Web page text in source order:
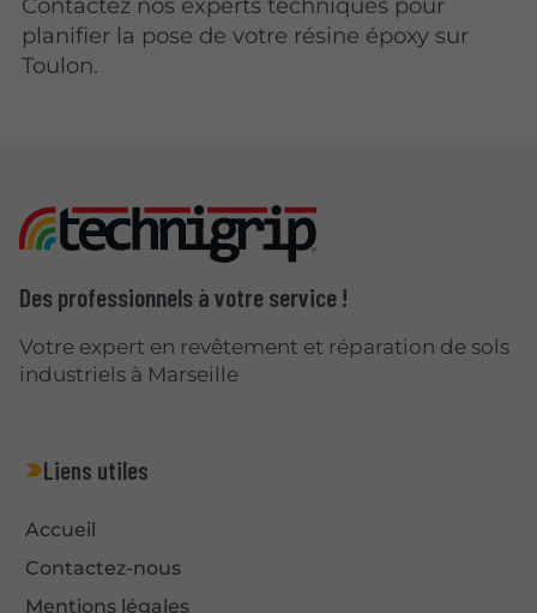
Contactez nos experts techniques pour
planifier la pose de votre résine époxy sur
Toulon.
Des professionnels à votre service !
Votre expert en revêtement et réparation de sols
industriels à Marseille
Liens utiles
Accueil
Contactez-nous
Mentions légales